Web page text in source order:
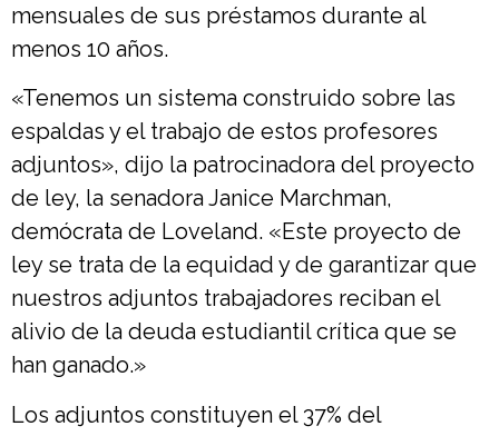
mensuales de sus préstamos durante al
menos 10 años.
«Tenemos un sistema construido sobre las
espaldas y el trabajo de estos profesores
adjuntos», dijo la patrocinadora del proyecto
de ley, la senadora Janice Marchman,
demócrata de Loveland. «Este proyecto de
ley se trata de la equidad y de garantizar que
nuestros adjuntos trabajadores reciban el
alivio de la deuda estudiantil crítica que se
han ganado.»
Los adjuntos constituyen el 37% del